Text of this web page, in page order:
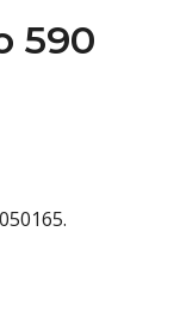
590